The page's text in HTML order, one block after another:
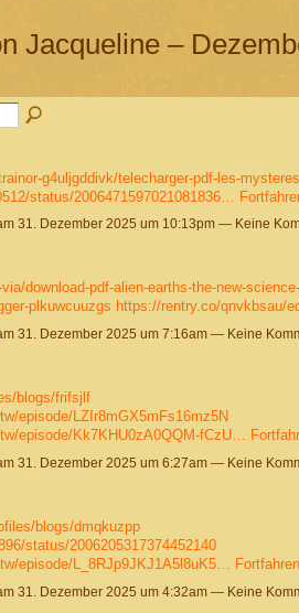
Jacqueline –
g4uljgddivk/telecharger-pdf-les-
status/2006471597021081836…
31. Dezember 2025 um 10:13pm — Keine
download-pdf-alien-earths-the-new-
plkuwcuuzgs https://rentry.co/qnvkbsau/
31. Dezember 2025 um 7:16am — Keine
blogs/frifsjlf
episode/LZIr8mGX5mFs16mz5N
episode/Kk7KHU0zA0QQM-fCzU…
31. Dezember 2025 um 6:27am — Keine
blogs/dmqkuzpp
status/2006205317374452140
episode/L_8RJp9JKJ1A5l8uK5… Fortfahren
31. Dezember 2025 um 4:32am — Keine